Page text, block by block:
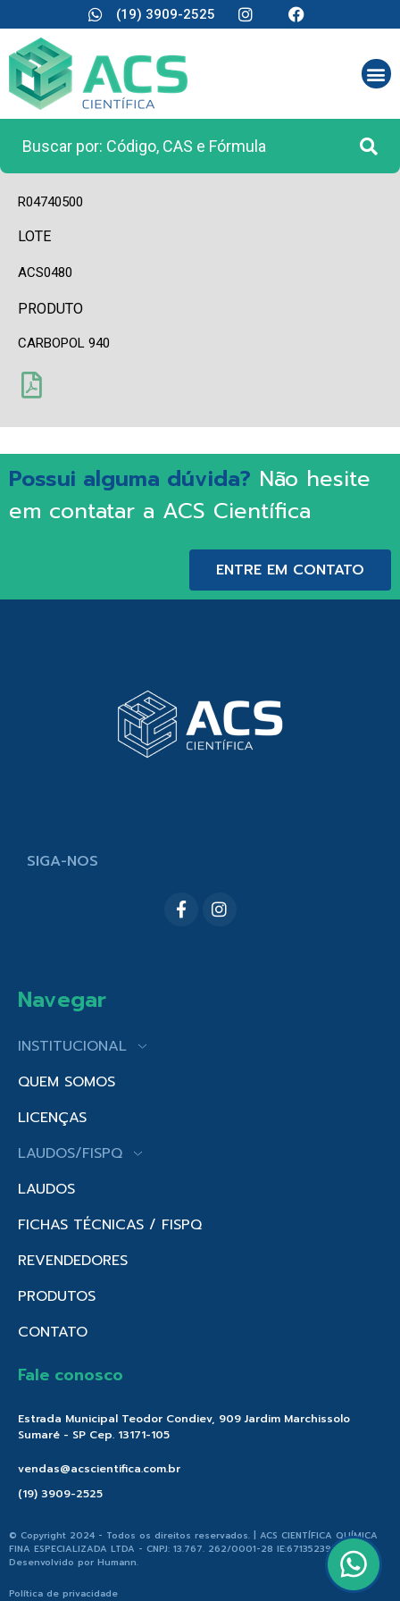
(19) 3909-2525
R04740500
LOTE
ACS0480
PRODUTO
CARBOPOL 940
Possui alguma dúvida? Não hesite
em contatar a ACS Científica
ENTRE EM CONTATO
SIGA-NOS
Navegar
INSTITUCIONAL
QUEM SOMOS
LICENÇAS
LAUDOS/FISPQ
LAUDOS
FICHAS TÉCNICAS / FISPQ
REVENDEDORES
PRODUTOS
CONTATO
Fale conosco
Estrada Municipal Teodor Condiev, 909 Jardim Marchissolo
Sumaré - SP Cep. 13171-105
vendas@acscientifica.com.br
(19) 3909-2525
© Copyright 2024 - Todos os direitos reservados. | ACS CIENTÍFICA QUÍMICA
FINA ESPECIALIZADA LTDA - CNPJ: 13.767. 262/0001-28 IE:671352396.176 |
Desenvolvido por Humann.
Política de privacidade